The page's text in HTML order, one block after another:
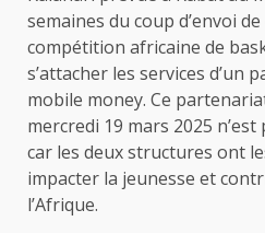
semaines du coup d’envoi
compétition africaine de
s’attacher les services d’un
mobile money. Ce
mercredi 19 mars 2025
car les deux structures ont
impacter la jeunesse et
l’Afrique.